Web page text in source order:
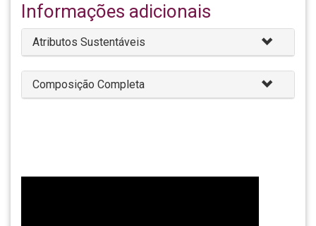
Informações adicionais
Atributos Sustentáveis
Composição Completa